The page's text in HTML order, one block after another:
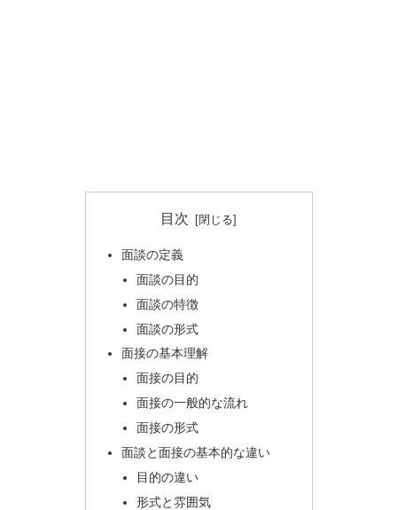
目次
面談の定義
面談の目的
面談の特徴
面談の形式
面接の基本理解
面接の目的
面接の一般的な流れ
面接の形式
面談と面接の基本的な違い
目的の違い
形式と雰囲気